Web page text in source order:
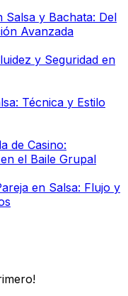
Salsa y Bachata: Del
Avanzada
y Seguridad en
Técnica y Estilo
de Casino:
el Baile Grupal
en Salsa: Flujo y